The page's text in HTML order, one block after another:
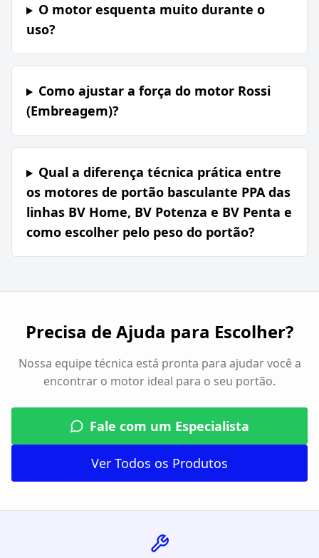
O motor esquenta muito durante o
uso?
Como ajustar a força do motor Rossi
(Embreagem)?
Qual a diferença técnica prática entre
os motores de portão basculante PPA das
linhas BV Home, BV Potenza e BV Penta e
como escolher pelo peso do portão?
Precisa de Ajuda para Escolher?
Nossa equipe técnica está pronta para ajudar você a
encontrar o motor ideal para o seu portão.
Fale com um Especialista
Ver Todos os Produtos